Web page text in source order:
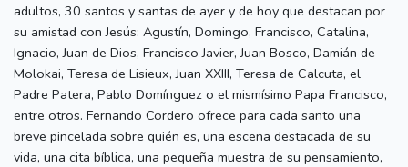
adultos, 30 santos y santas de ayer y de hoy que destacan por
su amistad con Jesús: Agustín, Domingo, Francisco, Catalina,
Ignacio, Juan de Dios, Francisco Javier, Juan Bosco, Damián de
Molokai, Teresa de Lisieux, Juan XXIII, Teresa de Calcuta, el
Padre Patera, Pablo Domínguez o el mismísimo Papa Francisco,
entre otros. Fernando Cordero ofrece para cada santo una
breve pincelada sobre quién es, una escena destacada de su
vida, una cita bíblica, una pequeña muestra de su pensamiento,